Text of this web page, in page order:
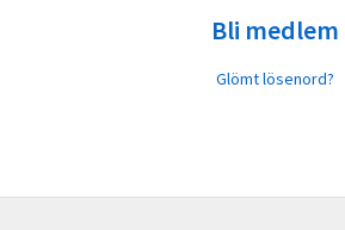
Bli medlem
Glömt lösenord?